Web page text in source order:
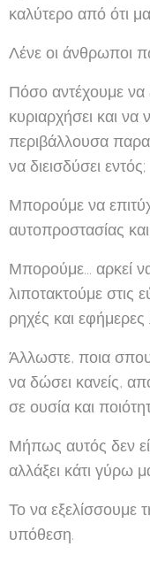
καλύτερο από ότι
Λένε οι άνθρωποι
Πόσο αντέχουμε να
κυριαρχήσει και να
περιβάλλουσα
να διεισδύσει εντός;
Μπορούμε να
αυτοπροστασίας και
Μπορούμε... αρκεί
λιποτακτούμε στις
ρηχές και εφήμερες
Άλλωστε, ποια
να δώσει κανείς,
σε ουσία και
Μήπως αυτός δεν
αλλάξει κάτι γύρω
Το να εξελίσσουμε
υπόθεση.